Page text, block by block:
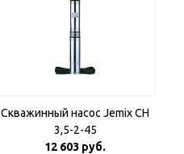
Скважинный насос Jemix CH
3,5-2-45
12 603 руб.